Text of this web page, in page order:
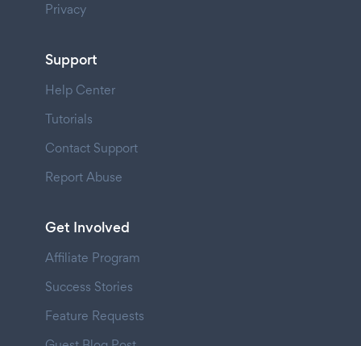
Privacy
Support
Help Center
Tutorials
Contact Support
Report Abuse
Get Involved
Affiliate Program
Success Stories
Feature Requests